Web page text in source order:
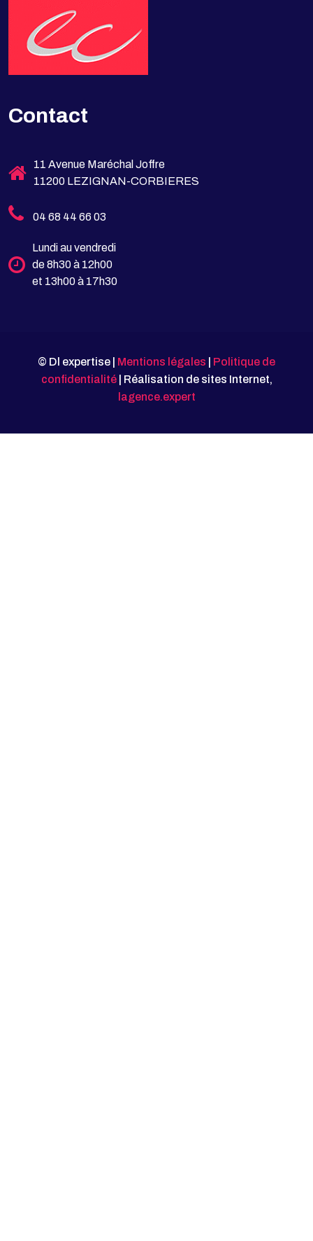
Contact
11 Avenue Maréchal Joffre
11200 LEZIGNAN-CORBIERES
04 68 44 66 03
Lundi au vendredi
de 8h30 à 12h00
et 13h00 à 17h30
© Dl expertise | Mentions légales
Politique de
confidentialité| Réalisation de sites Internet,
lagence.expert